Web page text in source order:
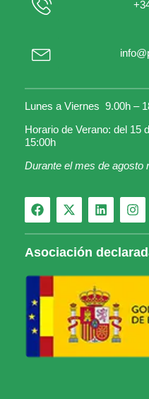
Lunes a Viernes 9.00h –
Horario de Verano: del 15
15:00h
Durante el mes de agosto
Asociación